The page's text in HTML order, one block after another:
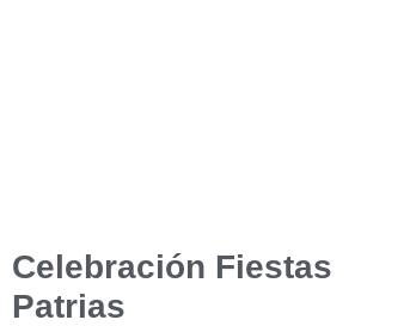
Celebración Fiestas
Patrias